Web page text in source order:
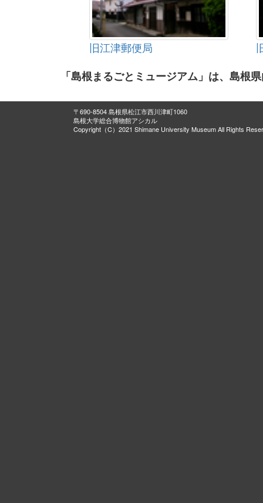
旧江津郵便局
「島根まるごとミュージアム」は、島根
〒690-8504 島根県松江市西川津町1060
島根大学総合博物館アシカル
Copyright（C）2021 Shimane University Museum All Rights